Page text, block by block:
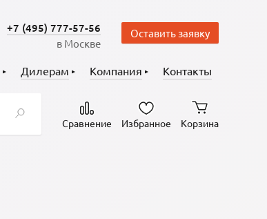
+7 (495) 777-57-56
в Москве
Оставить заявку
Дилерам Компания Контакты
Сравнение Избранное Корзина